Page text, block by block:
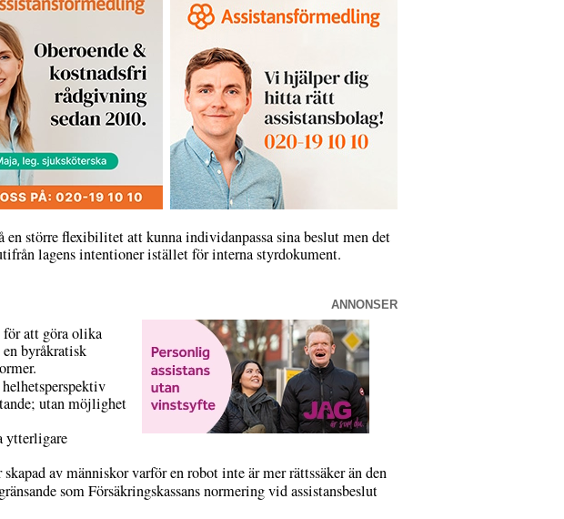
större flexibilitet att kunna individanpassa sina beslut men det
lagens intentioner istället för interna styrdokument.
ANNONSER
att göra olika
byråkratisk
utan möjlighet
ytterligare
av människor varför en robot inte är mer rättssäker än den
som Försäkringskassans normering vid assistansbeslut